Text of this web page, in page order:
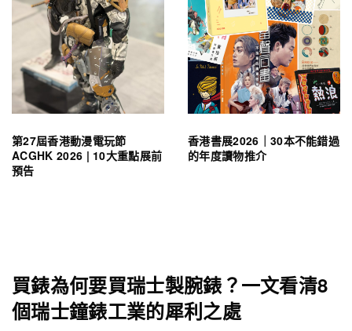
第27屆香港動漫電玩節
ACGHK 2026 | 10大重點展前
預告
香港書展2026｜30本不能錯過
的年度讀物推介
買錶為何要買瑞士製腕錶？一文看清8
個瑞士鐘錶工業的犀利之處